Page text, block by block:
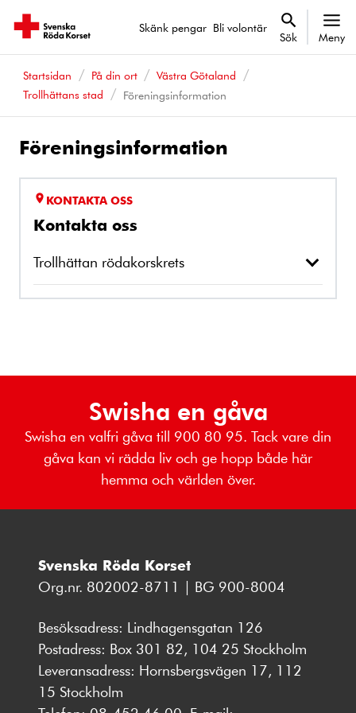
Skänk pengar Bli volontär
Sök Meny
Startsidan På din ort
Västra Götaland
Trollhättans stad
Föreningsinformation
Föreningsinformation
KONTAKTA OSS
Kontakta oss
Trollhättan rödakorskrets
Swisha en gåva
Swisha en valfri gåva till 900 80 95. Tack vare din
gåva kan vi rädda liv och ge hopp både här
hemma och världen över.
Svenska Röda Korset
Org.nr. 802002-8711 | BG 900-8004
Besöksadress: Lindhagensgatan 126
Postadress: Box 301 82, 104 25 Stockholm
Leveransadress: Hornsbergsvägen 17, 112
15 Stockholm